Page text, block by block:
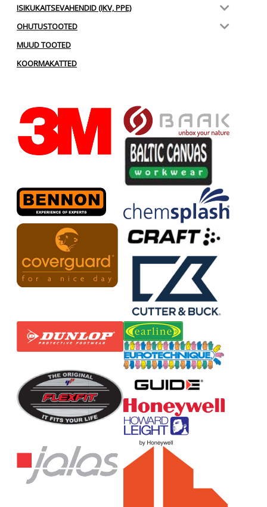
ISIKUKAITSEVAHENDID (IKV, PPE)
OHUTUSTOOTED
MUUD TOOTED
KOORMAKATTED